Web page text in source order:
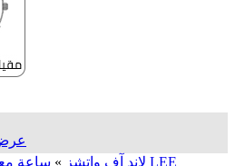
عرض
لاند آف واتشز » ساعة